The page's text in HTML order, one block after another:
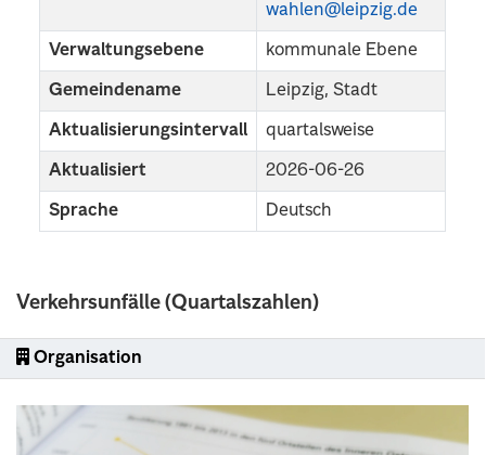
Verkehrsunfälle (Quartalszahlen)
Organisation
wahlen@leipzig.de
Verwaltungsebene kommunale Ebene
Gemeindename Leipzig, Stadt
Aktualisierungsintervall quartalsweise
Aktualisiert 2026-06-26
Sprache Deutsch